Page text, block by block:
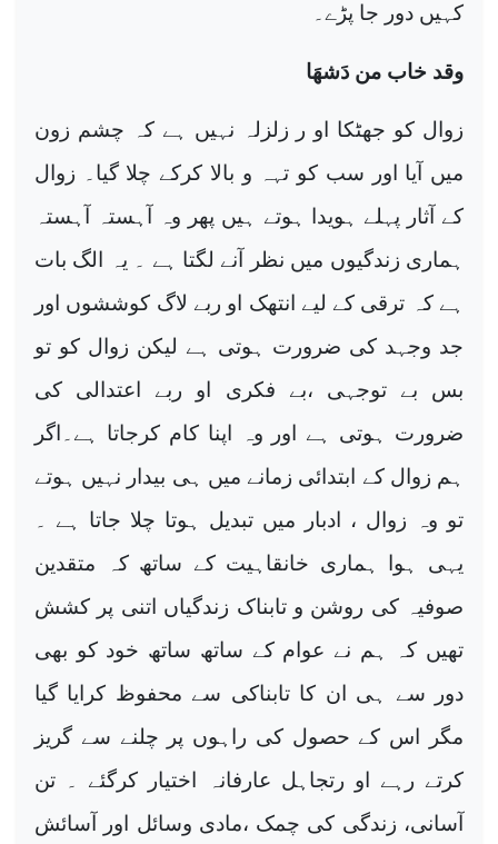
کہیں دور جا پڑے۔
وقد خاب من دَشھَا
زوال کو جھٹکا او ر زلزلہ نہیں ہے کہ چشم زون
میں آیا اور سب کو تہہ و بالا کرکے چلا گیا۔ زوال
کے آثار پہلے ہویدا ہوتے ہیں پھر وہ آہستہ آہستہ
ہماری زندگیوں میں نظر آنے لگتا ہے ۔ یہ الگ بات
ہے کہ ترقی کے لیے انتھک او ربے لاگ کوششوں اور
جد وجہد کی ضرورت ہوتی ہے لیکن زوال کو تو
بس بے توجہی ،بے فکری او ربے اعتدالی کی
ضرورت ہوتی ہے اور وہ اپنا کام کرجاتا ہے۔اگر
ہم زوال کے ابتدائی زمانے میں ہی بیدار نہیں ہوتے
تو وہ زوال ، ادبار میں تبدیل ہوتا چلا جاتا ہے ۔
یہی ہوا ہماری خانقاہیت کے ساتھ کہ متقدین
صوفیہ کی روشن و تابناک زندگیاں اتنی پر کشش
تھیں کہ ہم نے عوام کے ساتھ ساتھ خود کو بھی
دور سے ہی ان کا تابناکی سے محفوظ کرایا گیا
مگر اس کے حصول کی راہوں پر چلنے سے گریز
کرتے رہے او رتجاہل عارفانہ اختیار کرگئے ۔ تن
آسانی، زندگی کی چمک ،مادی وسائل اور آسائش